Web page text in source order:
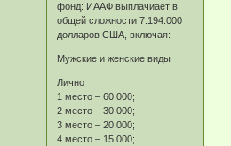
фонд: ИААФ выплачиает в
общей сложности 7.194.000
долларов США, включая:
Мужские и женские виды
Лично
1 место – 60.000;
2 место – 30.000;
3 место – 20.000;
4 место – 15.000;